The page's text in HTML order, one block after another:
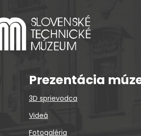
Prezentácia
3D sprievodca
Videá
Fotogaléria